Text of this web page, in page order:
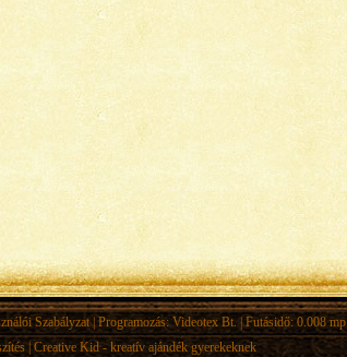
Szabályzat| Programozás:Videotex Bt. | Futásidő: 0.008 mp
|Creative Kid - kreatív ajándék gyerekeknek